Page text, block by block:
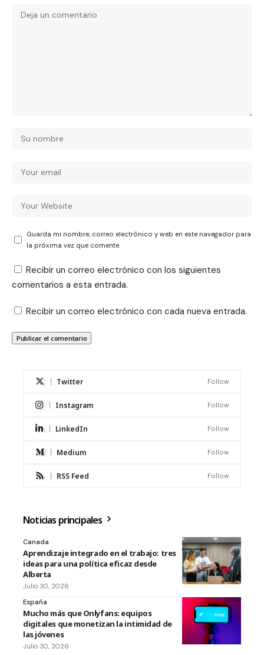
Guarda mi nombre, correo electrónico y web en este navegador para
la próxima vez que comente.
Recibir un correo electrónico con los siguientes
comentarios a esta entrada.
Recibir un correo electrónico con cada nueva entrada.
Twitter Follow
Instagram Follow
LinkedIn Follow
Medium Follow
RSS Feed Follow
Noticias principales
Canada
Aprendizaje integrado en el trabajo: tres
ideas para una política eficaz desde
Alberta
Julio 30, 2026
España
Mucho más que Onlyfans: equipos
digitales que monetizan la intimidad de
las jóvenes
Julio 30, 2026